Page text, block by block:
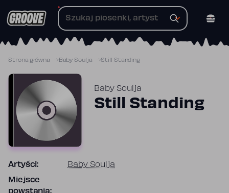
do
Strona główna Baby Soulja Still Standing
Baby Soulja
Still Standing
Artyści: Baby Soulja
Miejsce
powstania: